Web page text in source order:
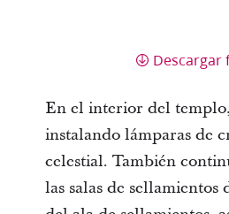
Descargar
En el interior del
instalando lámparas de
celestial. También
las salas de